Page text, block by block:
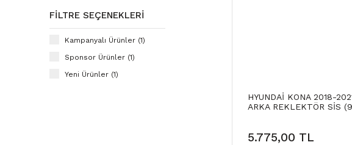
FILTRE SEÇENEKLERI
Kampanyalı Ürünler (1)
Sponsor Ürünler (1)
Yeni Ürünler (1)
HYUNDAİ KONA 2018-
ARKA REKLEKTÖR SİS
5.775,00 TL